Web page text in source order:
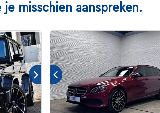
misschien aanspreken.